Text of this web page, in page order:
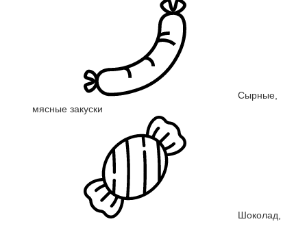
Сырные,
мясные закуски
Шоколад,